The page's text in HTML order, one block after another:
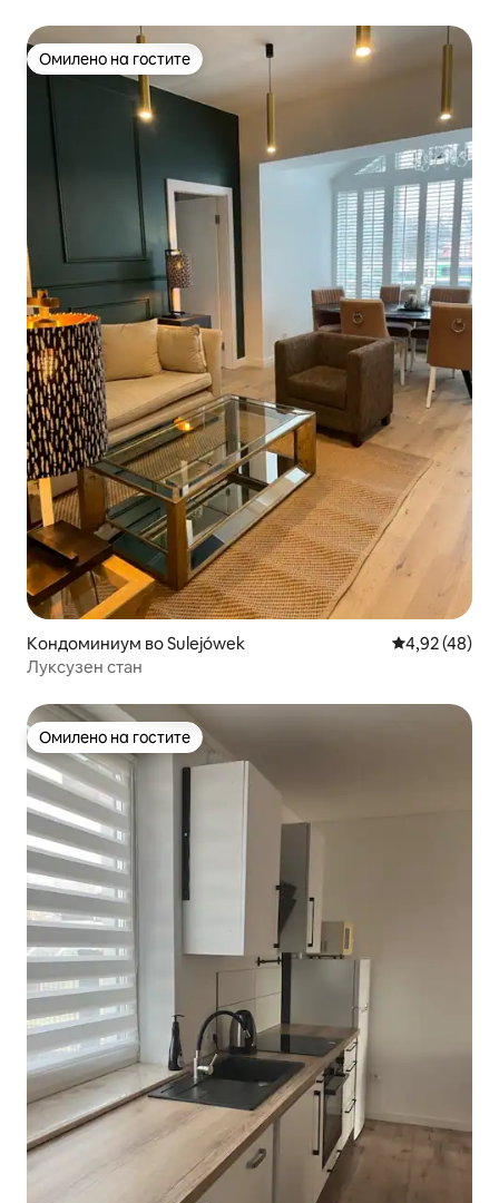
Омилено на гостите
Омилено на гостите
Кондоминиум во Sulejówek Просечна
4,92 (48)
Луксузен стан
Омилено на гостите
Омилено на гостите